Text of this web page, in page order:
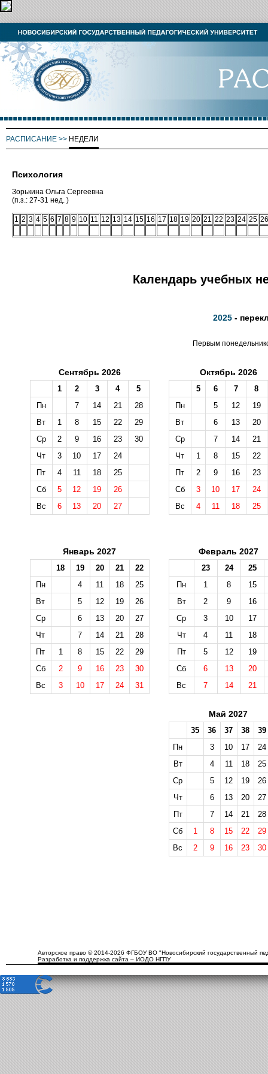
РАСПИСАНИЕ >> НЕДЕЛИ
Психология
Зорькина Ольга Сергеевна
(п.з.: 27-31 нед. )
1 2 3 4 5 6 7 8 9 10 11 12 13 14 15 16 17 18 19 20 21 22 23 24 25 26
Календарь учебных
2025 -
Первым
Сентябрь 2026
1 2 3 4
5
Пн
7 14 21
28
Вт
1 8 15 22
29
Ср
2 9 16 23
30
Чт
3 10 17
24
Пт
4 11 18
25
Сб
5 12 19
26
Вс
6 13 20 27
Октябрь 2026
5 6 7
8
Пн
5 12
19
Вт
6 13
20
Ср
7 14
21
Чт
1 8 15
22
Пт
2 9 16
23
Сб
3 10 17
24
Вс
4 11 18 25
Январь 2027
18 19 20 21
22
Пн
4 11 18
25
Вт
5 12 19
26
Ср
6 13 20
27
Чт
7 14 21
28
Пт
1 8 15 22
29
Сб
2 9 16 23
30
Вс
3 10 17 24 31
Февраль 2027
23 24
25
Пн
1 8
15
Вт
2 9
16
Ср
3 10
17
Чт
4 11
18
Пт
5 12
19
Сб
6 13
20
Вс
7 14 21
Май 2027
35 36 37 38
39
Пн
3 10 17
24
Вт
4 11 18
25
Ср
5 12 19
26
Чт
6 13 20
27
Пт
7 14 21
28
Сб
1 8 15 22
29
Вс
2 9 16 23 30
Авторское право © 2014-2026 ФГБОУ ВО "Новосибирский государственный
Разработка и поддержка сайта – ИОДО НГПУ